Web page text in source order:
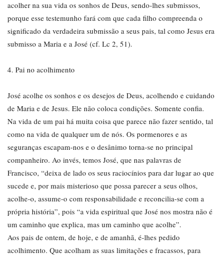
acolher na sua vida os sonhos de Deus, sendo-lhes submissos,
porque esse testemunho fará com que cada filho compreenda o
significado da verdadeira submissão a seus pais, tal como Jesus era
submisso a Maria e a José (cf. Lc 2, 51).
4. Pai no acolhimento
José acolhe os sonhos e os desejos de Deus, acolhendo e cuidando
de Maria e de Jesus. Ele não coloca condições. Somente confia.
Na vida de um pai há muita coisa que parece não fazer sentido, tal
como na vida de qualquer um de nós. Os pormenores e as
seguranças escapam-nos e o desânimo torna-se no principal
companheiro. Ao invés, temos José, que nas palavras de
Francisco, “deixa de lado os seus raciocínios para dar lugar ao que
sucede e, por mais misterioso que possa parecer a seus olhos,
acolhe-o, assume-o com responsabilidade e reconcilia-se com a
própria história”, pois “a vida espiritual que José nos mostra não é
um caminho que explica, mas um caminho que acolhe”.
Aos pais de ontem, de hoje, e de amanhã, é-lhes pedido
acolhimento. Que acolham as suas limitações e fracassos, para